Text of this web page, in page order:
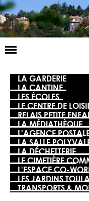
Basculer
LA GARDERIE
LA CANTINE
LES ÉCOLES
LE CENTRE DE
RELAIS PETITE
LA MÉDIATHÈQUE
L'AGENCE
LA SALLE
LA DÉCHETTERIE
LE CIMETIÈRE
L'ESPACE CO-
LES JARDINS
TRANSPORTS &